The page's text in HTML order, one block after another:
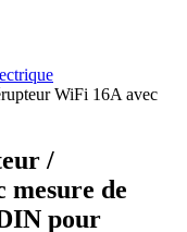
WiFi 16A avec
/
de
pour